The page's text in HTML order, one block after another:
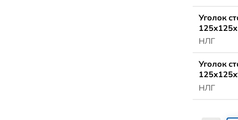
Уголок
НЛГ
Уголок
НЛГ